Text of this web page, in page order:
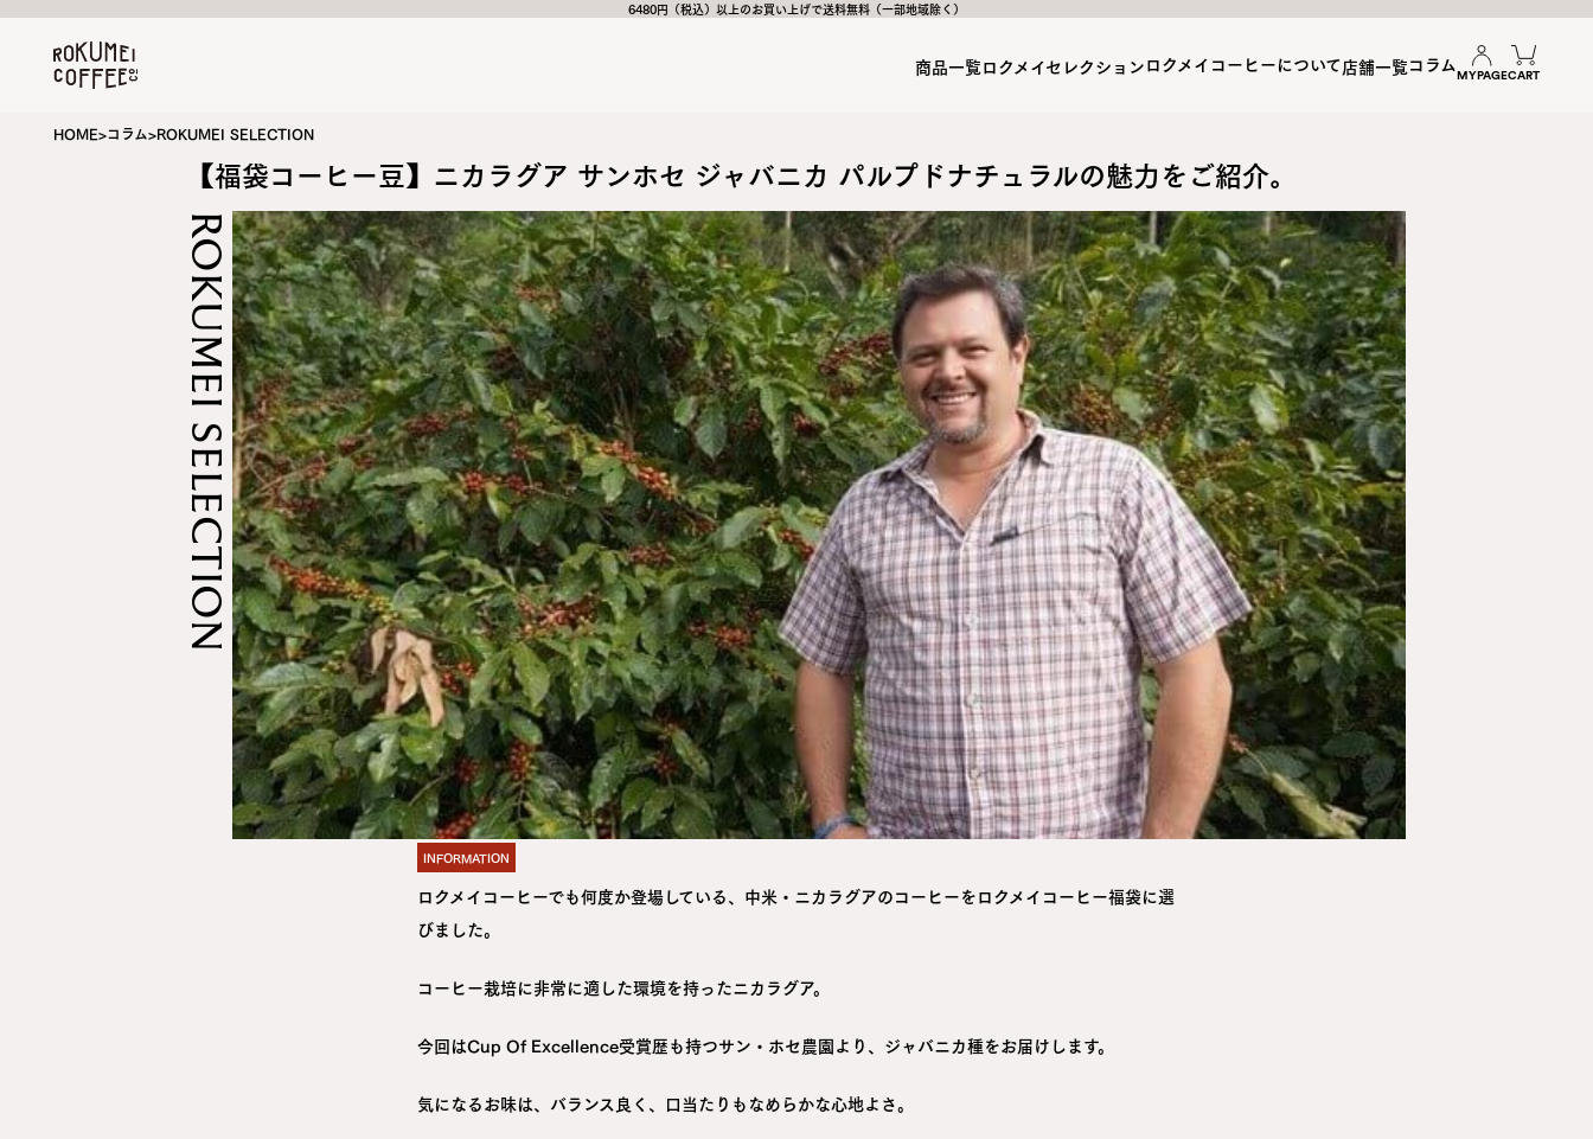
6480円（税込）以上のお買い上げで送料無料（一部地域除く）
商品一覧ロクメイセレクションロクメイコーヒーについて店舗一覧コラムMYPAGECART
HOME>コラム>ROKUMEI SELECTION
【福袋コーヒー豆】ニカラグア サンホセ ジャバニカ パルプドナチュラルの魅力をご紹介。
ROKUMEI SELECTION
INFORMATION
ロクメイコーヒーでも何度か登場している、中米・ニカラグアのコーヒーをロクメイコーヒー福袋に選
びました。
コーヒー栽培に非常に適した環境を持ったニカラグア。
今回はCup Of Excellence受賞歴も持つサン・ホセ農園より、ジャバニカ種をお届けします。
気になるお味は、バランス良く、口当たりもなめらかな心地よさ。